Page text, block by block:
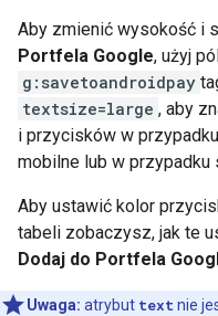
Aby zmienić wysokość i
Portfela Google, użyj pól
g:savetoandroidpay
textsize=large , aby
i przycisków w
mobilne lub w przypadku
Aby ustawić kolor
tabeli zobaczysz, jak te
Dodaj do Portfela
Uwaga: atrybut textnie